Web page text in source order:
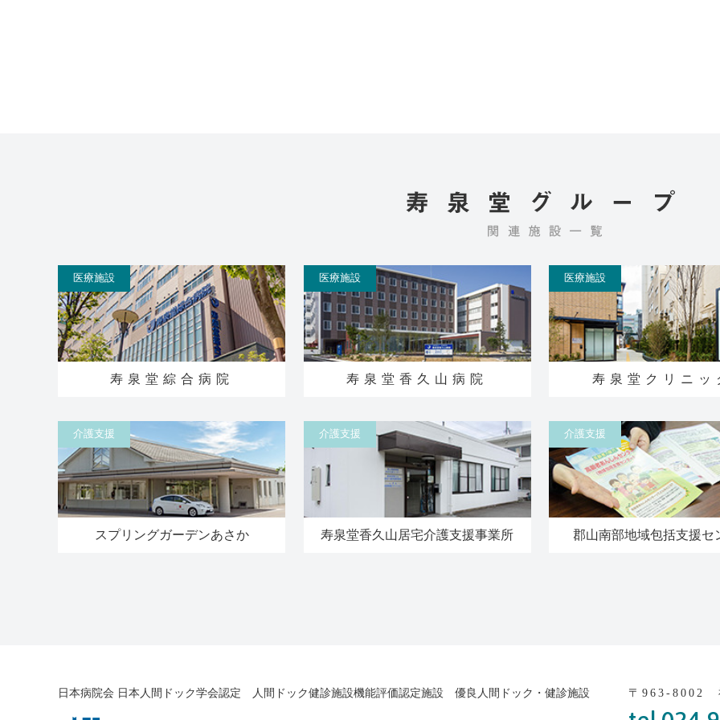
医療施設
寿泉堂綜合病院
医療施設
寿泉堂香久山病院
医療施設
寿泉堂クリニッ
介護支援
スプリングガーデンあさか
介護支援
寿泉堂香久山居宅介護支援事業所
介護支援
郡山南部地域包括支援セ
日本病院会 日本人間ドック学会認定 人間ドック健診施設機能評価認定施設 優良人間ドック・健診施設 〒963-8002